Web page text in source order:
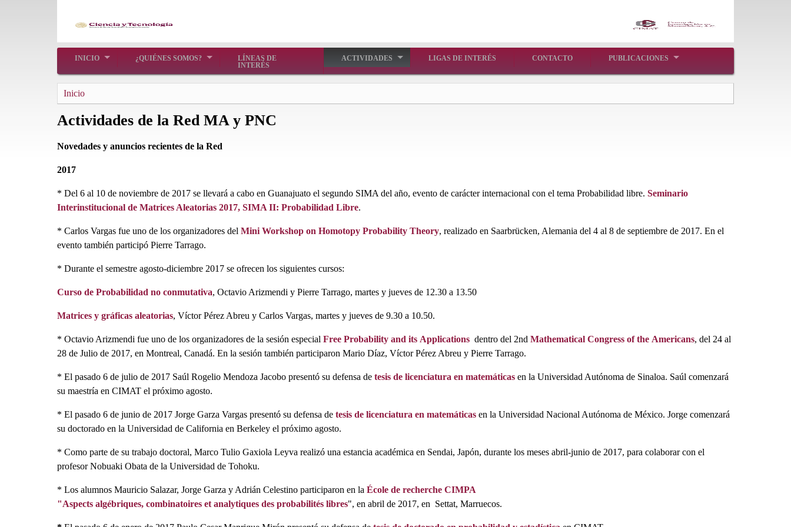
Domain
for
pnc
(main)
INICIO ¿QUIÉNES SOMOS?
LÍNEAS DE
INTERÉS
ACTIVIDADES LIGAS DE INTERÉS CONTACTO PUBLICACIONES
Sobrescribir
enlaces
de
a
la
navegación
Inicio
Actividades de la Red MA y PNC
Novedades y anuncios recientes de la Red
2017
* Del 6 al 10 de noviembre de 2017 se llevará a cabo en Guanajuato el segundo SIMA del año, evento de carácter internacional con el tema Probabilidad libre. Seminario
Interinstitucional de Matrices Aleatorias 2017, SIMA II: Probabilidad Libre.
* Carlos Vargas fue uno de los organizadores del Mini Workshop on Homotopy Probability Theory, realizado en Saarbrücken, Alemania del 4 al 8 de septiembre de 2017. En el
evento también participó Pierre Tarrago.
* Durante el semestre agosto-diciembre 2017 se ofrecen los siguientes cursos:
Curso de Probabilidad no conmutativa, Octavio Arizmendi y Pierre Tarrago, martes y jueves de 12.30 a 13.50
Matrices y gráficas aleatorias, Víctor Pérez Abreu y Carlos Vargas, martes y jueves de 9.30 a 10.50.
* Octavio Arizmendi fue uno de los organizadores de la sesión especial Free Probability and its Applications dentro del 2nd Mathematical Congress of the Americans, del 24 al
28 de Julio de 2017, en Montreal, Canadá. En la sesión también participaron Mario Díaz, Víctor Pérez Abreu y Pierre Tarrago.
* El pasado 6 de julio de 2017 Saúl Rogelio Mendoza Jacobo presentó su defensa de tesis de licenciatura en matemáticas en la Universidad Autónoma de Sinaloa. Saúl comenzará
su maestría en CIMAT el próximo agosto.
* El pasado 6 de junio de 2017 Jorge Garza Vargas presentó su defensa de tesis de licenciatura en matemáticas en la Universidad Nacional Autónoma de México. Jorge comenzará
su doctorado en la Universidad de California en Berkeley el próximo agosto.
* Como parte de su trabajo doctoral, Marco Tulio Gaxiola Leyva realizó una estancia académica en Sendai, Japón, durante los meses abril-junio de 2017, para colaborar con el
profesor Nobuaki Obata de la Universidad de Tohoku.
* Los alumnos Mauricio Salazar, Jorge Garza y Adrián Celestino participaron en la École de recherche CIMPA
"Aspects algébriques, combinatoires et analytiques des probabilités libres", en abril de 2017, en Settat, Marruecos.